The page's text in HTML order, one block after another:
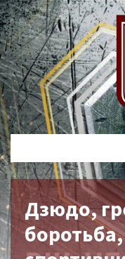
Дзюдо,